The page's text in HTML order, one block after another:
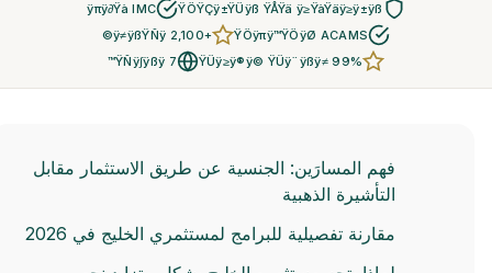
ŸÖŸÇÿ±ŸÜÿß ŸÅŸä ÿ≥ŸàŸäÿ≥ÿ±ÿß
ÿπÿ∂Ÿà IMC
ŸÖÿπÿ™ŸÖÿØ ACAMS
+2,100 ÿ≠ÿßŸÑÿ©
ŸÜÿ≥ÿ®ÿ© ŸÜÿ¨ÿßÿ≠ 99%
7 ŸÑÿ∫ÿßÿ™
فهم المسارَين: الجنسية عن طريق الاستثمار مقابل
التأشيرة الذهبية
مقارنة تفصيلية للبرامج لمستثمري الخليج في 2026